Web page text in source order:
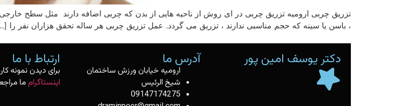
تزریق چربی ارومیه تزریق چربی در ای روش از ناحیه هایی از بدن که چربی اضافه دارند مثل سطح
، باسن یا سینه که حجم مناسبی ندارند ، تزریق می گردد. عمل تزریق چربی هر ساله تحقق هزاران نفر را
دکتر یوسف امین پور آدرس ما
ارومیه خیابان ورزش ساختمان
شیخ الرئیس
09147174275
ارتباط با ما
برای دیدن نمونه
اینستاگرام ما